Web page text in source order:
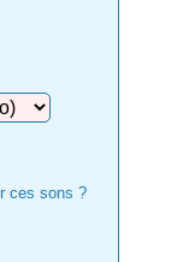
ces sons ?